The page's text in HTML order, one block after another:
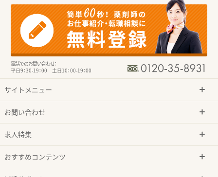
電話でのお問い合わせ：
平日9：30-19：00 土日10：00-19：00
サイトメニュー
お問い合わせ
求人特集
おすすめコンテンツ